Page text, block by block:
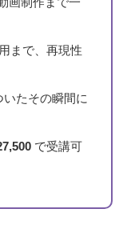
画制作まで一
まで、再現性
たその瞬間に
で受講可